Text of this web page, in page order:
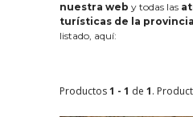
nuestra web y todas las
turísticas de la
listado, aquí:
Productos1 - 1 de 1.